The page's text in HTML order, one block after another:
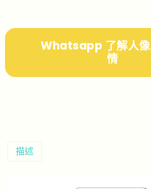
Whatsapp 了解人
情
描述